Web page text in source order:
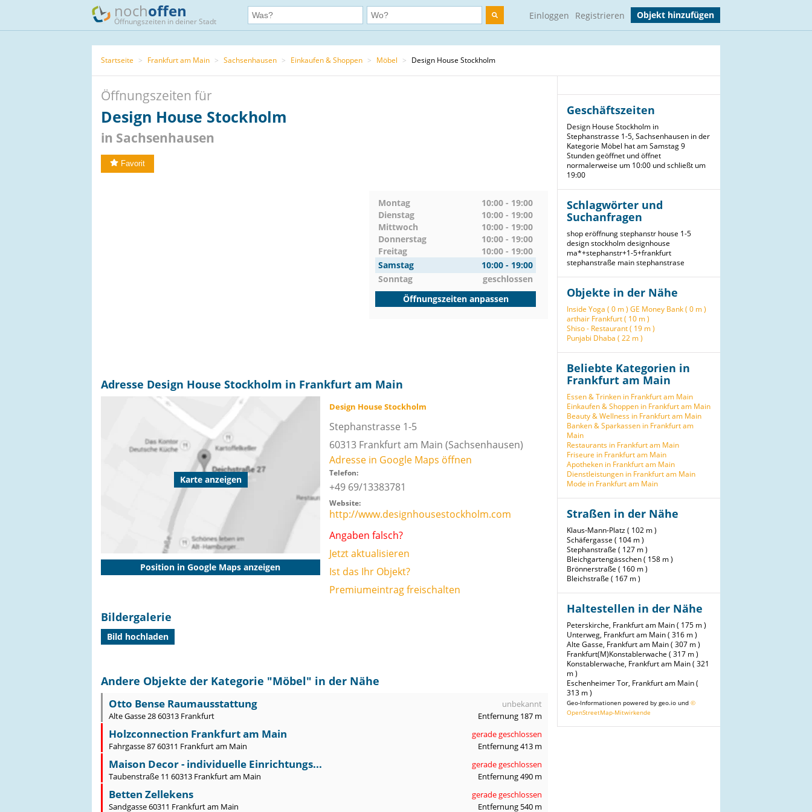
nochoffen
Öffnungszeiten in deiner Stadt
Einloggen Registrieren Objekt hinzufügen
Startseite > Frankfurt am Main > Sachsenhausen > Einkaufen & Shoppen > Möbel > Design House Stockholm
Öffnungszeiten für
Design House Stockholm
in Sachsenhausen
Favorit
Montag
10:00 - 19:00
Dienstag
10:00 - 19:00
Mittwoch
10:00 - 19:00
Donnerstag
10:00 - 19:00
Freitag
10:00 - 19:00
Samstag
10:00 - 19:00
Sonntag
geschlossen
Öffnungszeiten anpassen
Adresse Design House Stockholm in Frankfurt am Main
Karte anzeigen
Position in Google Maps anzeigen
Design House Stockholm
Stephanstrasse 1-5
60313 Frankfurt am Main (Sachsenhausen)
Adresse in Google Maps öffnen
Telefon:
+49 69/13383781
Website:
http://www.designhousestockholm.com
Angaben falsch?
Jetzt aktualisieren
Ist das Ihr Objekt?
Premiumeintrag freischalten
Bildergalerie
Bild hochladen
Andere Objekte der Kategorie "Möbel" in der Nähe
Otto Bense Raumausstattung
unbekannt
Alte Gasse 28 60313 Frankfurt
Entfernung 187 m
Holzconnection Frankfurt am Main
gerade geschlossen
Fahrgasse 87 60311 Frankfurt am Main
Entfernung 413 m
Maison Decor - individuelle Einrichtungs...
gerade geschlossen
Taubenstraße 11 60313 Frankfurt am Main
Entfernung 490 m
Betten Zellekens
gerade geschlossen
Sandgasse 60311 Frankfurt am Main
Entfernung 540 m
Geschäftszeiten
Design House Stockholm in
Stephanstrasse 1-5, Sachsenhausen in der
Kategorie Möbel hat am Samstag 9
Stunden geöffnet und öffnet
normalerweise um 10:00 und schließt um
19:00
Schlagwörter und
Suchanfragen
shoperöffnungstephanstr house 1-5
designstockholmdesignhouse
ma*+stephanstr+1-5+frankfurt
stephanstraße mainstephanstrase
Objekte in der Nähe
Inside Yoga ( 0 m ) GE Money Bank ( 0 m )
arthair Frankfurt ( 10 m )
Shiso - Restaurant ( 19 m )
Punjabi Dhaba ( 22 m )
Beliebte Kategorien in
Frankfurt am Main
Essen & Trinken in Frankfurt am Main
Einkaufen & Shoppen in Frankfurt am Main
Beauty & Wellness in Frankfurt am Main
Banken & Sparkassen in Frankfurt am
Main
Restaurants in Frankfurt am Main
Friseure in Frankfurt am Main
Apotheken in Frankfurt am Main
Dienstleistungen in Frankfurt am Main
Mode in Frankfurt am Main
Straßen in der Nähe
Klaus-Mann-Platz ( 102 m )
Schäfergasse ( 104 m )
Stephanstraße ( 127 m )
Bleichgartengässchen ( 158 m )
Brönnerstraße ( 160 m )
Bleichstraße ( 167 m )
Haltestellen in der Nähe
Peterskirche, Frankfurt am Main ( 175 m )
Unterweg, Frankfurt am Main ( 316 m )
Alte Gasse, Frankfurt am Main ( 307 m )
Frankfurt(M)Konstablerwache ( 317 m )
Konstablerwache, Frankfurt am Main ( 321
m )
Eschenheimer Tor, Frankfurt am Main (
313 m )
Geo-Informationen powered by geo.io und ©
OpenStreetMap-Mitwirkende